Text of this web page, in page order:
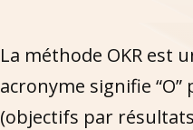
La méthode OKR est
acronyme signifie “O”
(objectifs par